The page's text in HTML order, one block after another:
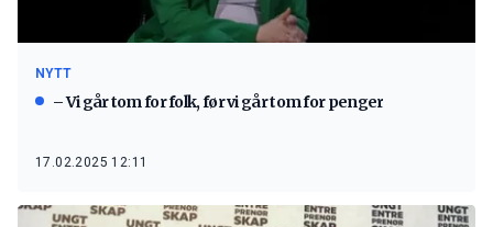
NYTT
– Vi går tom for folk, før vi går tom for penger
17.02.2025 12:11